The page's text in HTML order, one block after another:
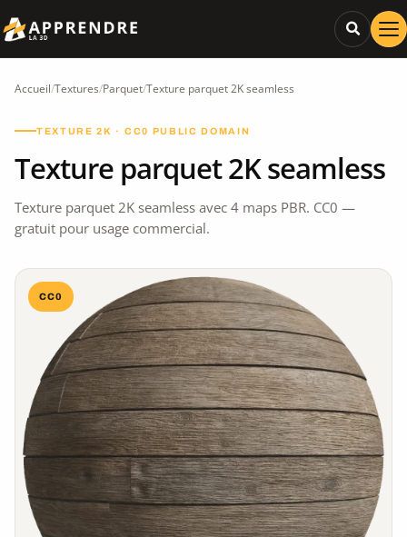
Accueil/Textures/Parquet/Texture parquet 2K seamless
TEXTURE 2K · CC0 PUBLIC DOMAIN
Texture parquet 2K seamless
Texture parquet 2K seamless avec 4 maps PBR. CC0 —
gratuit pour usage commercial.
CC0